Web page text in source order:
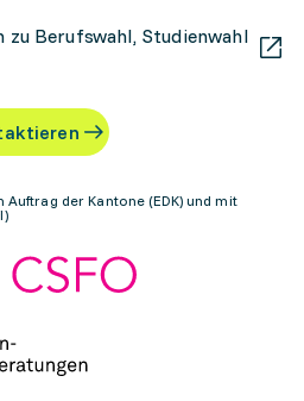
zu Berufswahl, Studienwahl
Auftrag der Kantone (EDK) und mit